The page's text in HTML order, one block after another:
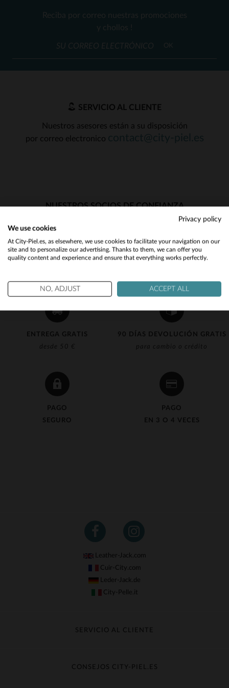
ENTREGA GRATIS
desde 50 €
90 DÍAS DEVOLUCIÓN GRATIS
para cambio o crédito
PAGO
SEGURO
PAGO
EN 3 O 4 VECES
Reciba por correo nuestras promociones
y chollos !
OK
SERVICIO AL CLIENTE
Nuestros asesores están a su disposición
por correo electronico
NUESTROS SOCIOS DE CONFIANZA
Leather-Jack.com
Cuir-City.com
Leder-Jack.de
City-Pelle.it
SERVICIO AL CLIENTE
Cambio & Reembolso
CONSEJOS CITY-PIEL.ES
Would you like to be redirected to our English site?
No
Yes
Privacy policy
We use cookies
At City-Piel.es, as elsewhere, we use cookies to facilitate your navigation on our
site and to personalize our advertising. Thanks to them, we can offer you
quality content and experience and ensure that everything works perfectly.
NO, ADJUST ACCEPT ALL